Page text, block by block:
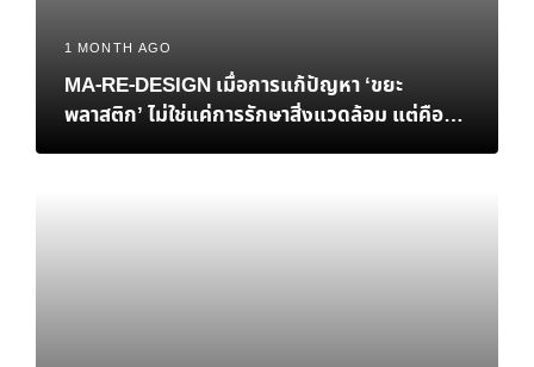
1 MONTH AGO
MA-RE-DESIGN เมื่อการแก้ปัญหา ‘ขยะ
พลาสติก’ ไม่ใช่แค่การรักษาสิ่งแวดล้อม แต่คือ